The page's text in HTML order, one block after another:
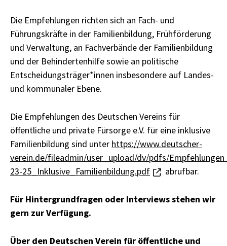
Die Empfehlungen richten sich an Fach- und
Führungskräfte in der Familienbildung, Frühförderung
und Verwaltung, an Fachverbände der Familienbildung
und der Behindertenhilfe sowie an politische
Entscheidungsträger*innen insbesondere auf Landes-
und kommunaler Ebene.
Die Empfehlungen des Deutschen Vereins für
öffentliche und private Fürsorge e.V. für eine inklusive
Familienbildung sind unter https://www.deutscher-
verein.de/fileadmin/user_upload/dv/pdfs/
23-25_Inklusive_Familienbildung.pdf
abrufbar.
Für Hintergrundfragen oder Interviews stehen wir
gern zur Verfügung.
Über den Deutschen Verein für öffentliche und